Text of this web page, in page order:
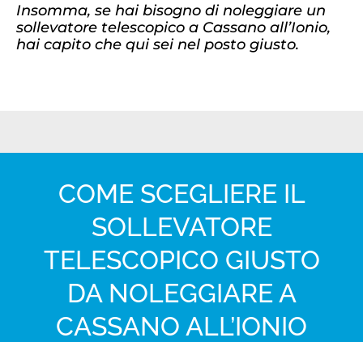
Insomma, se hai bisogno di noleggiare un
sollevatore telescopico a Cassano all’Ionio,
hai capito che qui sei nel posto giusto.
COME SCEGLIERE IL
SOLLEVATORE
TELESCOPICO GIUSTO
DA NOLEGGIARE A
CASSANO ALL’IONIO